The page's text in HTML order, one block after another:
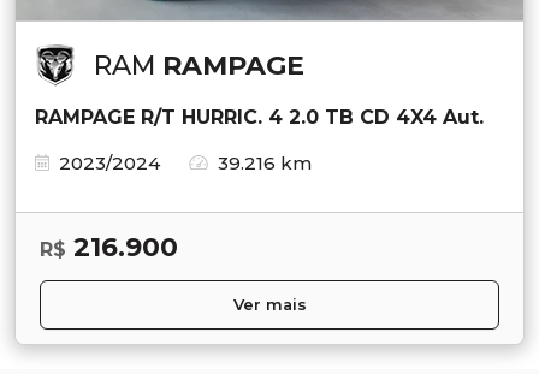
RAM RAMPAGE
RAMPAGE R/T HURRIC. 4 2.0 TB CD 4X4 Aut.
2023/2024
39.216 km
R$ 216.900
Ver mais